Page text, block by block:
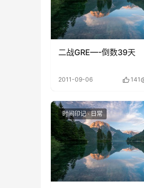
二战GRE—-倒数39天
2011-09-06 141
时间印记 · 日常